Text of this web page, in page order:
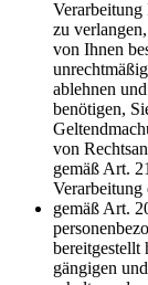
Verarbeitung
zu
von Ihnen
ablehnen
benötigen,
von
gemäß Art.
Verarbeitung
gemäß Art.
bereitgestellt
gängigen